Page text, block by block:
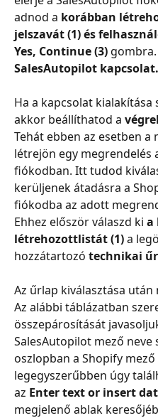
adnod a korábban
jelszavát (1) és
Yes, Continue (3) gombra.
SalesAutopilot kapcsolat.
Ha a kapcsolat
akkor beállíthatod a
Tehát ebben az esetben a
létrejön egy megrendelés
fiókodban. Itt tudod
kerüljenek átadásra a
fiókodba az adott
Ehhez először válaszd ki a
létrehozottlistát (1) a
hozzátartozó technikai
Az űrlap kiválasztása
Az alábbi táblázatban
összepárosítását
SalesAutopilot mező neve
oszlopban a Shopify mező
legegyszerűbben úgy
az Enter text or insert
megjelenő ablak